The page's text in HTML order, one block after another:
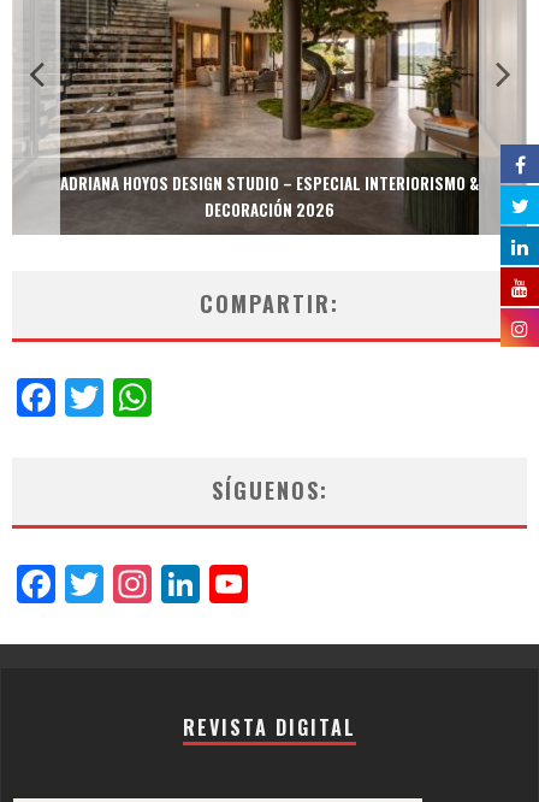
ADRIANA HOYOS DESIGN STUDIO – ESPECIAL INTERIORISMO &
DECORACIÓN 2026
COMPARTIR:
Facebook
Twitter
SÍGUENOS:
Facebook
Twitter
Instagram
LinkedIn
REVISTA DIGITAL